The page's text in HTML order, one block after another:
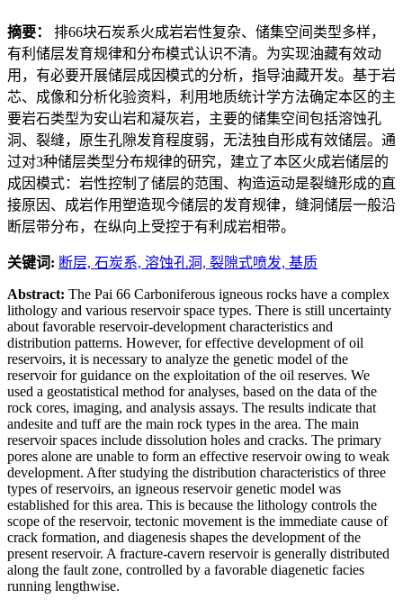
摘要： 排66块石炭系火成岩岩性复杂、储集空间类型多样，
有利储层发育规律和分布模式认识不清。为实现油藏有效动
用，有必要开展储层成因模式的分析，指导油藏开发。基于岩
芯、成像和分析化验资料，利用地质统计学方法确定本区的主
要岩石类型为安山岩和凝灰岩，主要的储集空间包括溶蚀孔
洞、裂缝，原生孔隙发育程度弱，无法独自形成有效储层。通
过对3种储层类型分布规律的研究，建立了本区火成岩储层的
成因模式：岩性控制了储层的范围、构造运动是裂缝形成的直
接原因、成岩作用塑造现今储层的发育规律，缝洞储层一般沿
断层带分布，在纵向上受控于有利成岩相带。
关键词: 断层, 石炭系, 溶蚀孔洞, 裂隙式喷发, 基质
Abstract: The Pai 66 Carboniferous igneous rocks have a complex
lithology and various reservoir space types. There is still uncertainty
about favorable reservoir-development characteristics and
distribution patterns. However, for effective development of oil
reservoirs, it is necessary to analyze the genetic model of the
reservoir for guidance on the exploitation of the oil reserves. We
used a geostatistical method for analyses, based on the data of the
rock cores, imaging, and analysis assays. The results indicate that
andesite and tuff are the main rock types in the area. The main
reservoir spaces include dissolution holes and cracks. The primary
pores alone are unable to form an effective reservoir owing to weak
development. After studying the distribution characteristics of three
types of reservoirs, an igneous reservoir genetic model was
established for this area. This is because the lithology controls the
scope of the reservoir, tectonic movement is the immediate cause of
crack formation, and diagenesis shapes the development of the
present reservoir. A fracture-cavern reservoir is generally distributed
along the fault zone, controlled by a favorable diagenetic facies
running lengthwise.